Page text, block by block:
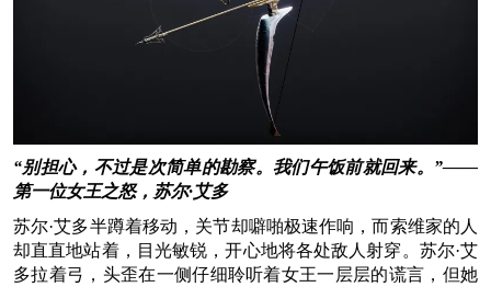
“别担心，不过是次简单的勘察。我们午饭前就回来。”——
第一位女王之怒，苏尔·艾多
苏尔·艾多半蹲着移动，关节却噼啪极速作响，而索维家的人
却直直地站着，目光敏锐，开心地将各处敌人射穿。苏尔·艾
多拉着弓，头歪在一侧仔细聆听着女王一层层的谎言，但她